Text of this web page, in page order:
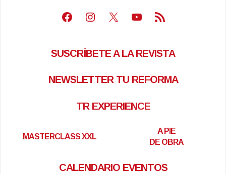
Facebook
Instagram
X Youtube
Feed RSS
SUSCRÍBETE A LA REVISTA
NEWSLETTER TU REFORMA
TR EXPERIENCE
MASTERCLASS XXL
A PIE
DE OBRA
CALENDARIO EVENTOS